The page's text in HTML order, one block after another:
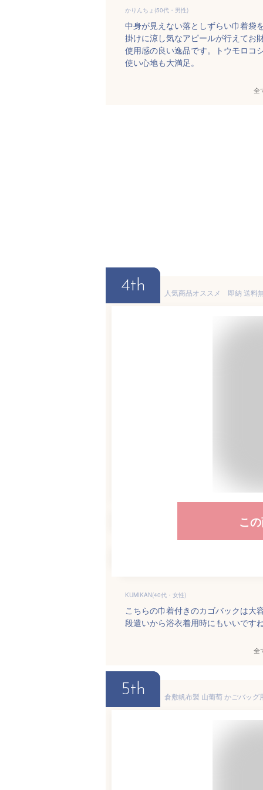
かりんちょ(50代・男性)
中身が見えない落としずらい巾着袋
掛けに涼し気なアピールが行えてお
使用感の良い逸品です。トウモロコ
使い心地も大満足。
全
4th
こ
KUMIKAN(40代・女性)
こちらの巾着付きのカゴバックは大
段遣いから浴衣着用時にもいいです
全
5th